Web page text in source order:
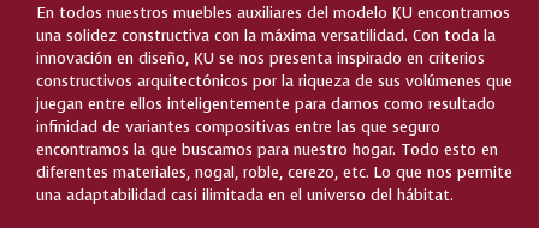
En todos nuestros muebles auxiliares del modelo KU encontramos
una solidez constructiva con la máxima versatilidad. Con toda la
innovación en diseño, KU se nos presenta inspirado en criterios
constructivos arquitectónicos por la riqueza de sus volúmenes que
juegan entre ellos inteligentemente para darnos como resultado
infinidad de variantes compositivas entre las que seguro
encontramos la que buscamos para nuestro hogar. Todo esto en
diferentes materiales, nogal, roble, cerezo, etc. Lo que nos permite
una adaptabilidad casi ilimitada en el universo del hábitat.